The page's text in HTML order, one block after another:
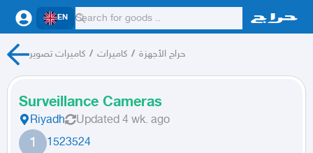
EN
كاميرات تصوير / كاميرات / حراج الأجهزة
Surveillance Cameras
Riyadh Updated 4 wk. ago
1 1523524